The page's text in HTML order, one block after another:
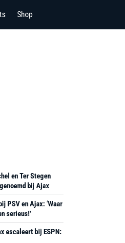
Shop
en Ter Stegen
bij Ajax
PSV en Ajax: ‘Waar
serieus!’
escaleert bij ESPN: